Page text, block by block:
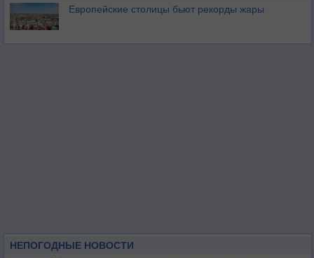
Европейские столицы бьют рекорды жары
НЕПОГОДНЫЕ НОВОСТИ